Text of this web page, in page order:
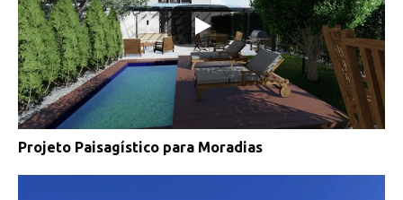
Projeto Paisagístico para Moradias